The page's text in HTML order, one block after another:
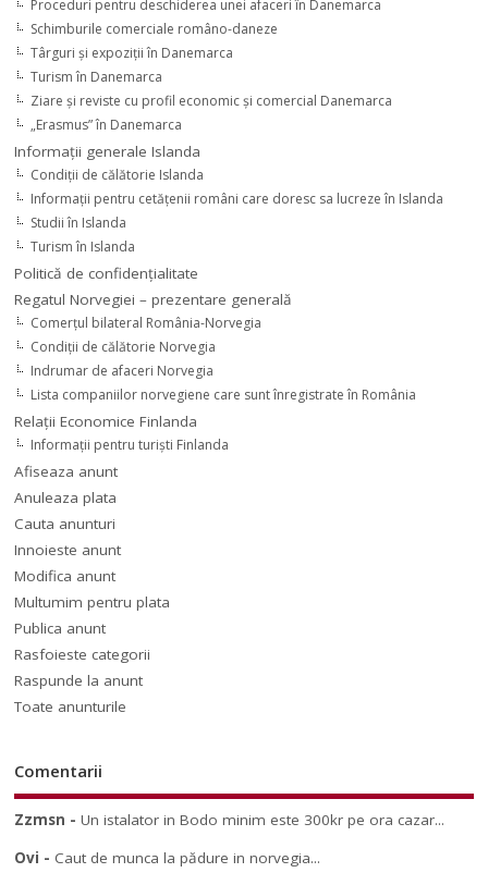
Proceduri pentru deschiderea unei afaceri în Danemarca
Schimburile comerciale româno-daneze
Târguri şi expoziţii în Danemarca
Turism în Danemarca
Ziare şi reviste cu profil economic şi comercial Danemarca
„Erasmus” în Danemarca
Informaţii generale Islanda
Condiţii de călătorie Islanda
Informaţii pentru cetăţenii români care doresc sa lucreze în Islanda
Studii în Islanda
Turism în Islanda
Politică de confidențialitate
Regatul Norvegiei – prezentare generală
Comerţul bilateral România-Norvegia
Condiții de călătorie Norvegia
Indrumar de afaceri Norvegia
Lista companiilor norvegiene care sunt înregistrate în România
Relaţii Economice Finlanda
Informaţii pentru turişti Finlanda
Afiseaza anunt
Anuleaza plata
Cauta anunturi
Innoieste anunt
Modifica anunt
Multumim pentru plata
Publica anunt
Rasfoieste categorii
Raspunde la anunt
Toate anunturile
Comentarii
Zzmsn -Un istalator in Bodo minim este 300kr pe ora cazar...
Ovi - Caut de munca la pădure in norvegia...